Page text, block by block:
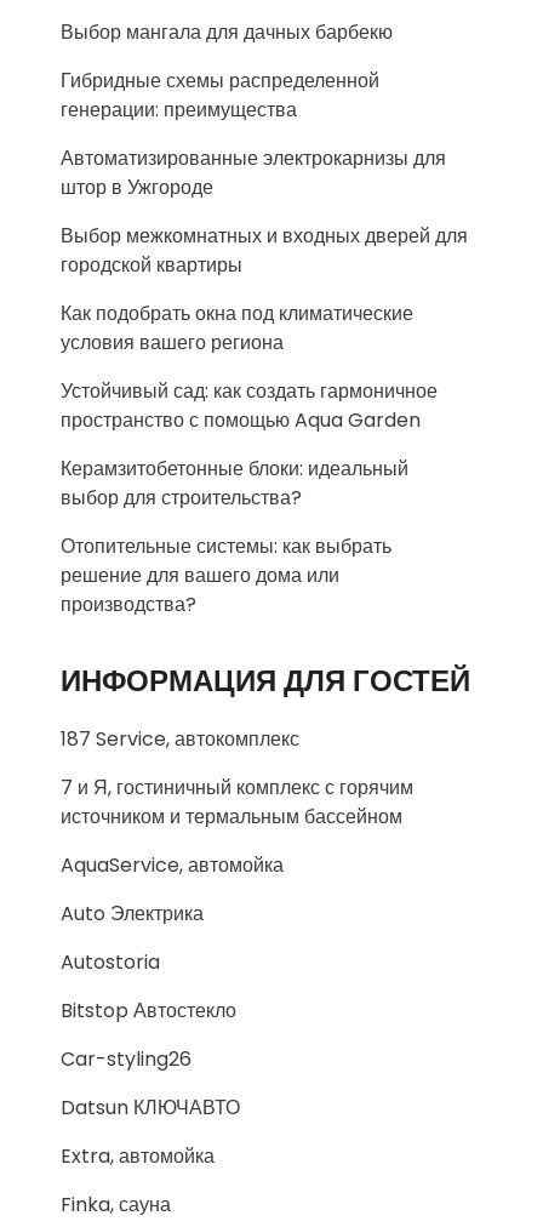
Выбор мангала для дачных барбекю
Гибридные схемы распределенной
генерации: преимущества
Автоматизированные электрокарнизы для
штор в Ужгороде
Выбор межкомнатных и входных дверей для
городской квартиры
Как подобрать окна под климатические
условия вашего региона
Устойчивый сад: как создать гармоничное
пространство с помощью Aqua Garden
Керамзитобетонные блоки: идеальный
выбор для строительства?
Отопительные системы: как выбрать
решение для вашего дома или
производства?
ИНФОРМАЦИЯ ДЛЯ ГОСТЕЙ
187 Service, автокомплекс
7 и Я, гостиничный комплекс с горячим
источником и термальным бассейном
AquaService, автомойка
Auto Электрика
Autostoria
Bitstop Автостекло
Car-styling26
Datsun КЛЮЧАВТО
Extra, автомойка
Finka, сауна